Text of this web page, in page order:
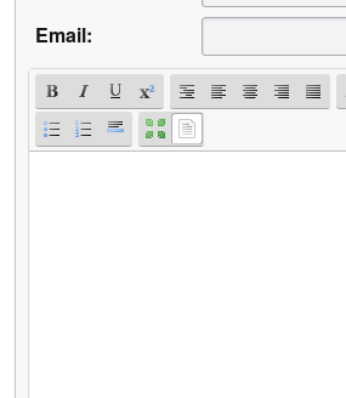
Email: